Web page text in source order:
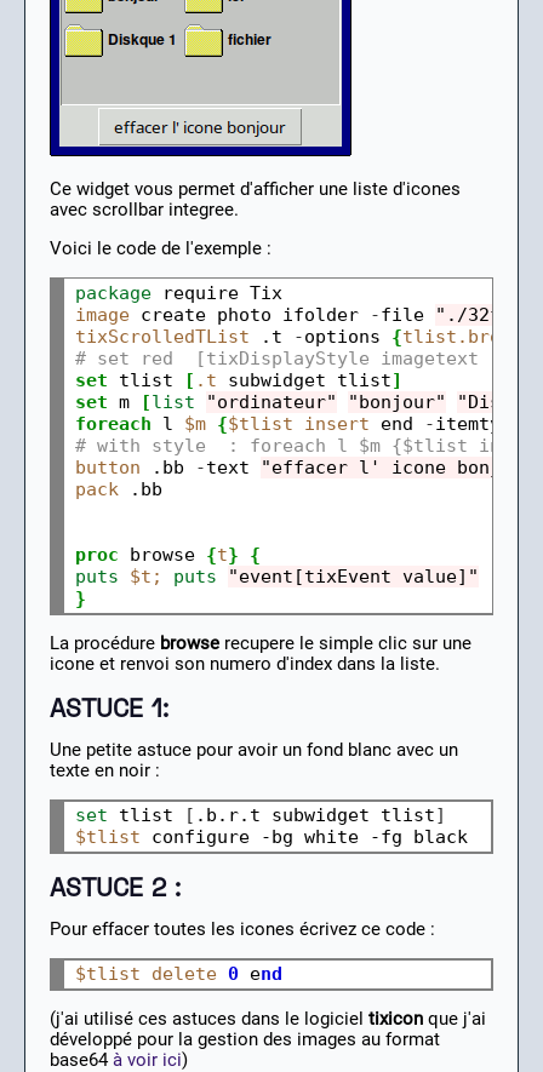
Ce widget vous permet d'afficher une liste d'icones
avec scrollbar integree.
Voici le code de l'exemple :
package
image create photo ifolder -file
"./
tixScrolledTList .t -options {
# set red  [tixDisplayStyle imagetext -bg
set tlist [ .t subwidget tlist]
set m [list "ordinateur" "bonjour"
foreach l $m {$tlist insert end -itemtype
# with style  : foreach l $m {$tlist insert
button .bb -text
"effacer l' icone bonjour"
pack .bb
proc browse {t}
{
puts
$t; puts "event[tixEvent value]"
}
La procédure browse recupere le simple clic sur une
icone et renvoi son numero d'index dans la liste.
ASTUCE 1:
Une petite astuce pour avoir un fond blanc avec un
texte en noir :
set tlist [ .b.r.t subwidget tlist]
$tlist
ASTUCE 2 :
Pour effacer toutes les icones écrivez ce code :
$tlist delete 0 end
(j'ai utilisé ces astuces dans le logiciel tixicon que j'ai
développé pour la gestion des images au format
base64à voir ici)